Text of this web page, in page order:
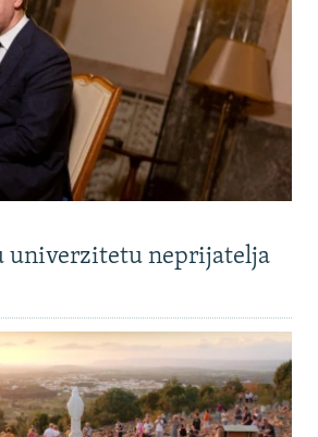
univerzitetu neprijatelja